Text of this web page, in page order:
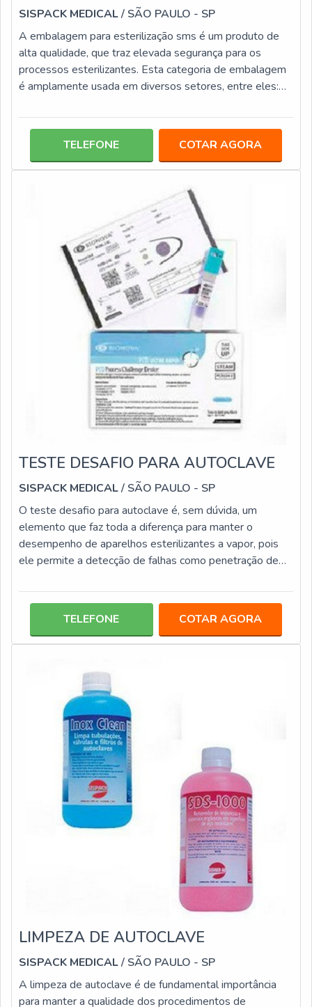
SISPACK MEDICAL/ SÃO PAULO - SP
A embalagem para esterilização sms é um produto de
alta qualidade, que traz elevada segurança para os
processos esterilizantes. Esta categoria de embalagem
é amplamente usada em diversos setores, entre eles:
médicas e odontológicas; Centro de veterinária;
pesado, as embalagens sms podem acondicionar uma
série de itens, com roupas cirúrgicas, instrumentos,
acessórios, entre outros, o que a torna um pr
TELEFONE COTAR AGORA
TESTE DESAFIO PARA AUTOCLAVE
SISPACK MEDICAL/ SÃO PAULO - SP
O teste desafio para autoclave é, sem dúvida, um
elemento que faz toda a diferença para manter o
desempenho de aparelhos esterilizantes a vapor, pois
ele permite a detecção de falhas como penetração de
afetam a qualidade e eficácia dos processos de
disponibilizados em diversas categorias pacotes com
leitura em 3h, 1h, 20 minutos e liberador de carga com
TELEFONE COTAR AGORA
LIMPEZA DE AUTOCLAVE
SISPACK MEDICAL/ SÃO PAULO - SP
A limpeza de autoclave é de fundamental importância
para manter a qualidade dos procedimentos de